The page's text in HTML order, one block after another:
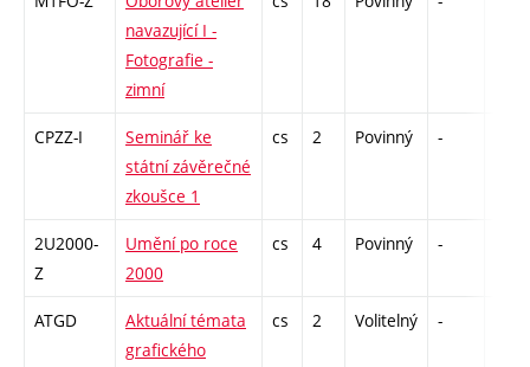
navazující I -
Fotografie -
zimní
CPZZ-I
Seminář ke
státní závěrečné
zkoušce 1
cs 2 Povinný -
2U2000-
Z
Umění po roce
2000
cs 4 Povinný -
ATGD
Aktuální témata
grafického
cs 2 Volitelný -